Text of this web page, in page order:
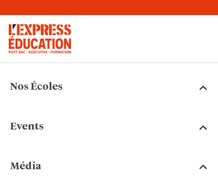
Nos Écoles
Events
Média